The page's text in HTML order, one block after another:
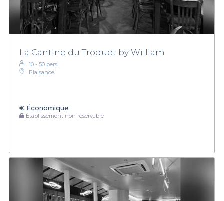
La Cantine du Troquet by William
10 - 50 pers.
Plaisance
€ Économique
Établissement non réservable